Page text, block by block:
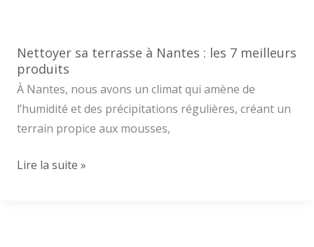
pourquoi
est-
ce
important
après
?
Nettoyer sa terrasse à Nantes : les 7 meilleurs
produits
À Nantes, nous avons un climat qui amène de
l’humidité et des précipitations régulières, créant un
terrain propice aux mousses,
Nettoyer
Lire la suite »